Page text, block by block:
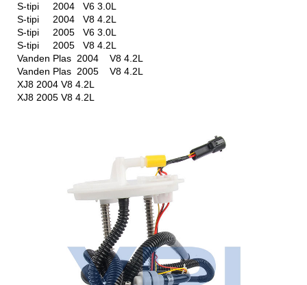
S-tipi 2004 V6 3.0L
S-tipi 2004 V8 4.2L
S-tipi 2005 V6 3.0L
S-tipi 2005 V8 4.2L
Vanden Plas 2004 V8 4.2L
Vanden Plas 2005 V8 4.2L
XJ8 2004 V8 4.2L
XJ8 2005 V8 4.2L